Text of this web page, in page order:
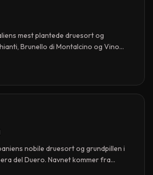
mest plantede druesort og
Brunello di Montalcino og Vino
og smag af syrlige kirsebær,
når den sit højeste potentiale.
nobile druesort og grundpillen i
del Duero. Navnet kommer fra